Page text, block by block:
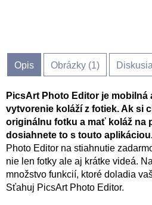
Opis Obrázky (1)
PicsArt Photo Editor je mobilná
vytvorenie koláží z fotiek. Ak si
originálnu fotku a mať koláž na
dosiahnete to s touto
Photo Editor na stiahnutie
nie len fotky ale aj krátke videá.
množstvo funkcií, ktoré doladia
Sťahuj PicsArt Photo Editor.